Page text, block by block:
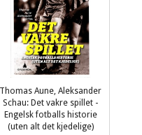
Thomas Aune, Aleksander
Schau: Det vakre spillet -
Engelsk fotballs historie
(uten alt det kjedelige)